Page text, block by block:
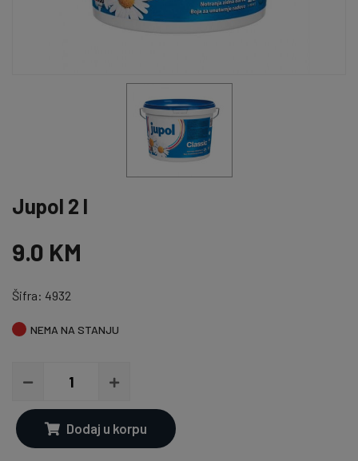
Jupol 2 l
9.0 KM
Šifra: 4932
NEMA NA STANJU
Dodaj u korpu